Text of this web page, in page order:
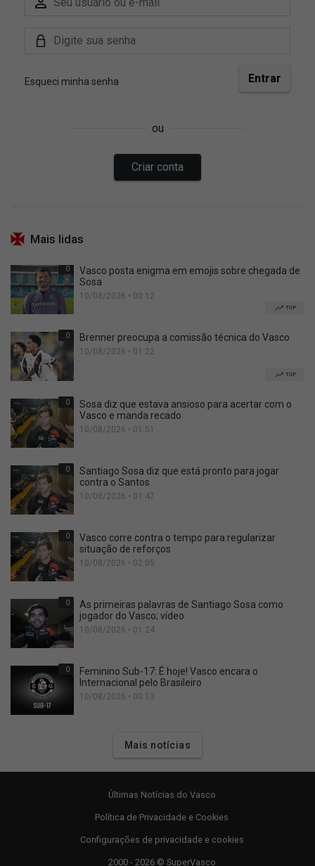
Mais lidas
0
Vasco posta enigma em emojis sobre chegada de
Sosa
10/08/2026 • 00:12
TOP
0 Brenner preocupa a comissão técnica do Vasco
10/08/2026 • 01:22
TOP
0
Sosa diz que estava ansioso para acertar com o
Vasco e manda recado
10/08/2026 • 01:51
0
Santiago Sosa diz que está pronto para jogar
contra o Santos
10/08/2026 • 01:47
0
Vasco corre contra o tempo para regularizar
situação de reforços
10/08/2026 • 02:05
0
As primeiras palavras de Santiago Sosa como
jogador do Vasco; vídeo
10/08/2026 • 01:24
0
Feminino Sub-17: É hoje! Vasco encara o
Internacional pelo Brasileiro
10/08/2026 • 00:13
Mais notícias
Últimas Notícias do Vasco
Política de Privacidade e Cookies
Configurações de privacidade e cookies
2000 - 2026 © SuperVasco